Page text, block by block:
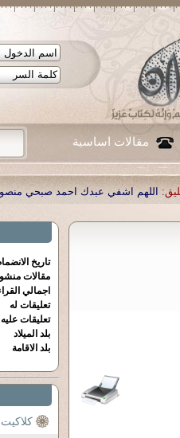
مقالات اساسية
صبحي منصور|تعليق: ...
|تعليق:
تاريخ
مقالات
اجمالي
تعليقات له
تعليقات عليه
بلد الميلاد
بلد الاقامة